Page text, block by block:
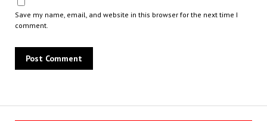
Save my name, email, and website in this browser for the next time I
comment.